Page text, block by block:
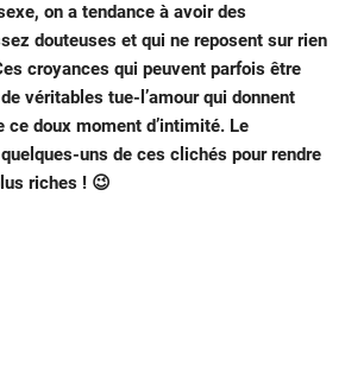
on a tendance à avoir des
douteuses et qui ne reposent sur rien
croyances qui peuvent parfois être
véritables tue-l’amour qui donnent
ce doux moment d’intimité. Le
uns de ces clichés pour rendre
riches ! 😉